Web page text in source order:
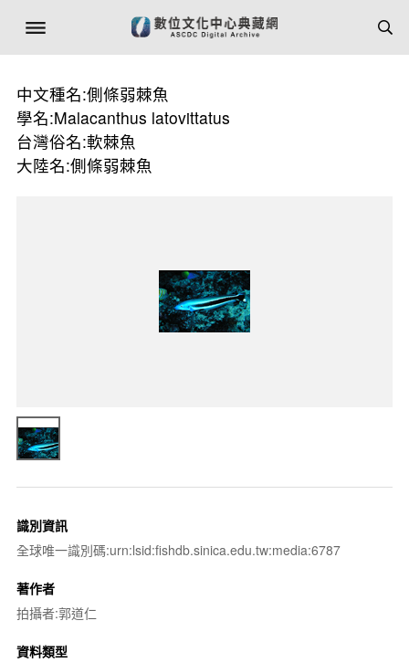
中文種名:側條弱棘魚
學名:Malacanthus latovittatus
台灣俗名:軟棘魚
大陸名:側條弱棘魚
識別資訊
全球唯一識別碼:urn:lsid:fishdb.sinica.edu.tw:media:6787
著作者
拍攝者:郭道仁
資料類型